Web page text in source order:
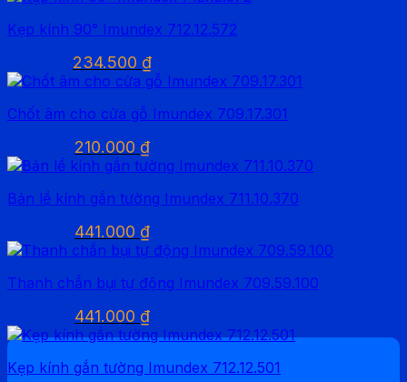
120.000 ₫.là:
Kẹp kính 90° Imundex 712.12.572
Giá
gốc
335.000 ₫.
234.500 ₫Giá
hiện
là:
Chốt âm cho cửa gỗ Imundex 709.17.301
Giá
gốc
300.000 ₫.
210.000 ₫Giá
hiện
là:
Bản lề kính gắn tường Imundex 711.10.370
Giá
gốc
630.000 ₫.
441.000 ₫Giá
hiện
là:
Thanh chắn bụi tự động Imundex 709.59.100
Giá
gốc
630.000 ₫.
441.000 ₫Giá
hiện
là:
Kẹp kính gắn tường Imundex 712.12.501